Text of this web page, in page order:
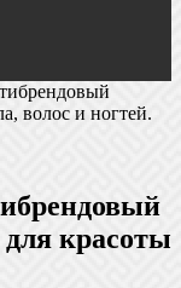
волос и ногтей.
для красоты